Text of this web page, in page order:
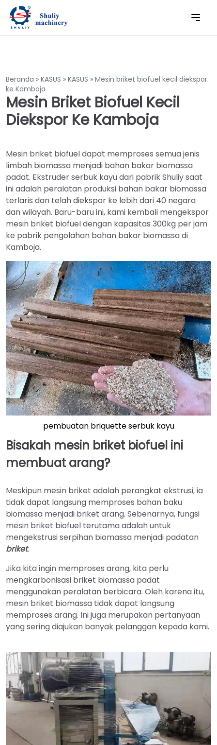
Beranda » KASUS » KASUS » Mesin briket biofuel kecil diekspor
ke Kamboja
Mesin Briket Biofuel Kecil
Diekspor Ke Kamboja
Mesin briket biofuel dapat memproses semua jenis
limbah biomassa menjadi bahan bakar biomassa
padat. Ekstruder serbuk kayu dari pabrik Shuliy saat
ini adalah peralatan produksi bahan bakar biomassa
terlaris dan telah diekspor ke lebih dari 40 negara
dan wilayah. Baru-baru ini, kami kembali mengekspor
mesin briket biofuel dengan kapasitas 300kg per jam
ke pabrik pengolahan bahan bakar biomassa di
Kamboja.
pembuatan briquette serbuk kayu
Bisakah mesin briket biofuel ini
membuat arang?
Meskipun mesin briket adalah perangkat ekstrusi, ia
tidak dapat langsung memproses bahan baku
biomassa menjadi briket arang. Sebenarnya, fungsi
mesin briket biofuel terutama adalah untuk
mengekstrusi serpihan biomassa menjadi padatan
briket.
Jika kita ingin memproses arang, kita perlu
mengkarbonisasi briket biomassa padat
menggunakan peralatan berbicara. Oleh karena itu,
mesin briket biomassa tidak dapat langsung
memproses arang. Ini juga merupakan pertanyaan
yang sering diajukan banyak pelanggan kepada kami.